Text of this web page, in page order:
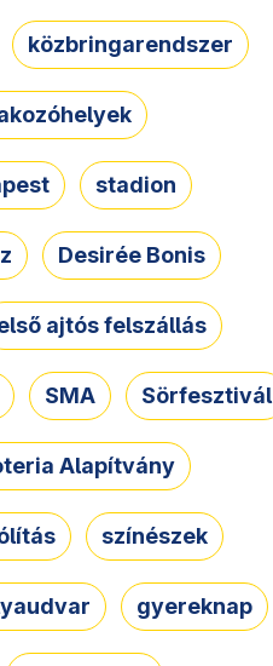
közbringarendszer
stadion
Desirée Bonis
ajtós felszállás
SMA Sörfesztivál
Alapítvány
színészek
gyereknap